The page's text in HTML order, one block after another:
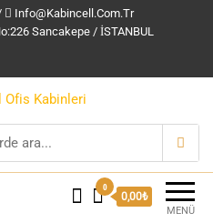
Info@kabincell.com.tr
Sancakepe / İSTANBUL
MENÜ
0
0,00₺